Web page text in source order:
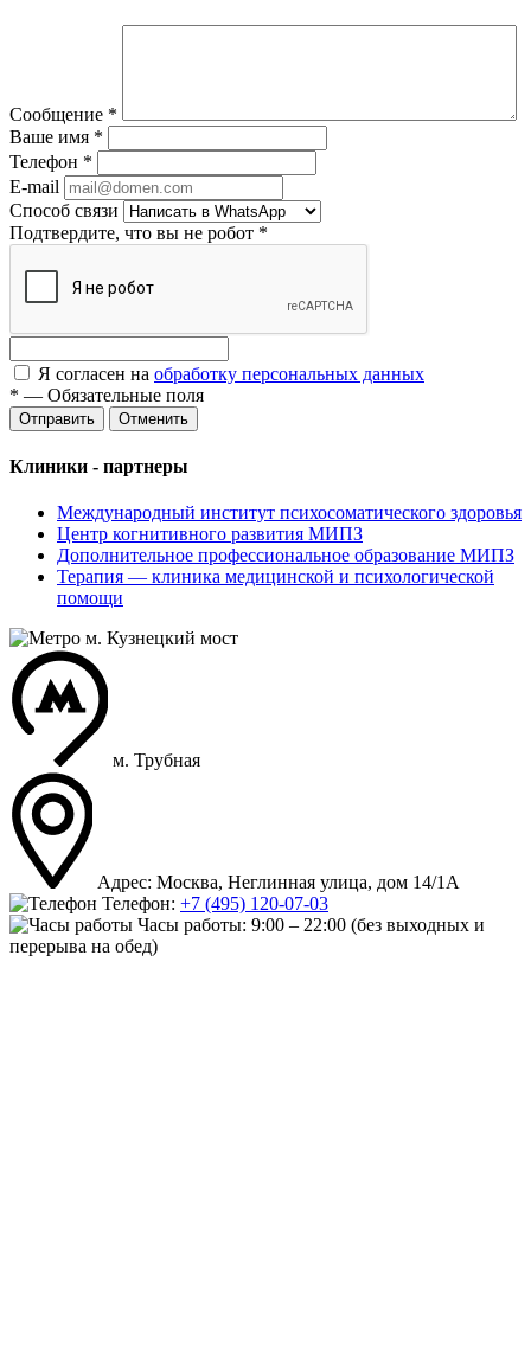
Сообщение *
Ваше имя *
Телефон *
E-mail
Способ связи
Подтвердите, что вы не робот *
Я согласен на обработку персональных данных
* — Обязательные поля
Отменить
Клиники - партнеры
Международный институт психосоматического здоровья
Центр когнитивного развития МИПЗ
Дополнительное профессиональное образование МИПЗ
Терапия — клиника медицинской и психологической
помощи
м. Кузнецкий мост
м. Трубная
Адрес: Москва, Неглинная улица, дом 14/1А
Телефон: +7 (495) 120-07-03
Часы работы: 9:00 – 22:00 (без выходных и
перерыва на обед)